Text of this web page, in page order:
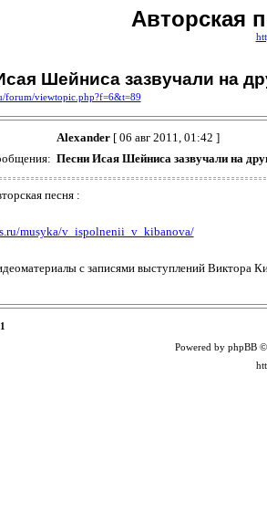
Авторская
Шейниса зазвучали на
forum/viewtopic.php?f=6&t=89
Alexander[ 06 авг 2011, 01:42 ]
Песни Исая Шейниса зазвучали на
песня :
musyka/v_ispolnenii_v_kibanova/
с записями выступлений Виктора
1
Powered by phpBB